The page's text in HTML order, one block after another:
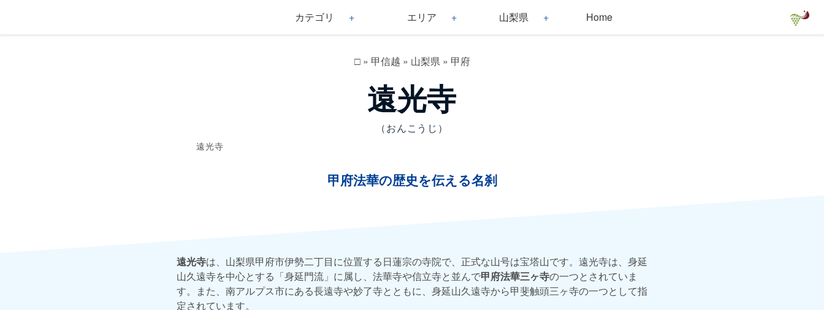
カテゴリ エリア 山梨県 Home
□» 甲信越 » 山梨県» 甲府
遠光寺
（おんこうじ）
遠光寺
甲府法華の歴史を伝える名刹
遠光寺は、山梨県甲府市伊勢二丁目に位置する日蓮宗の寺院で、正式な山号は宝塔山です。遠光寺は、身延
山久遠寺を中心とする「身延門流」に属し、法華寺や信立寺と並んで甲府法華三ヶ寺の一つとされていま
す。また、南アルプス市にある長遠寺や妙了寺とともに、身延山久遠寺から甲斐触頭三ヶ寺の一つとして指
定されています。